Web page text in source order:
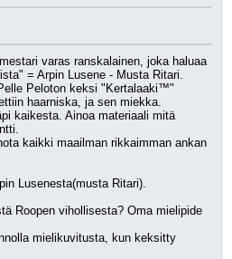
varas ranskalainen, joka haluaa
= Arpin Lusene - Musta Ritari.
Peloton keksi "Kertalaaki™"
haarniska, ja sen miekka.
kaikesta. Ainoa materiaali mitä
kaikki maailman rikkaimman ankan
Lusenesta(musta Ritari).
Roopen vihollisesta? Oma mielipide
mielikuvitusta, kun keksitty